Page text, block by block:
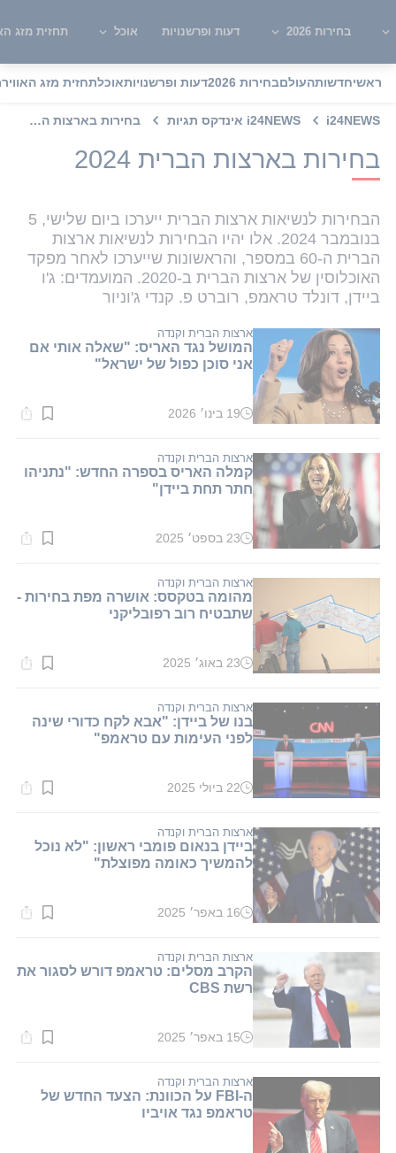
בחירות 2026 דעות ופרשנויות אוכל תחזית מזג
ראשיחדשותהעולםבחירות 2026 דעות ופרשנויותאוכלתחזית מזג האוויר
i24NEWS i24NEWS אינדקס תגיות בחירות בארצות הברית 2024
בחירות בארצות הברית 2024
הבחירות לנשיאות ארצות הברית ייערכו ביום שלישי, 5
בנובמבר 2024. אלו יהיו הבחירות לנשיאות ארצות
הברית ה-60 במספר, והראשונות שייערכו לאחר מפקד
האוכלוסין של ארצות הברית ב-2020. המועמדים: ג'ו
ביידן, דונלד טראמפ, רוברט פ. קנדי ג'וניור
ארצות הברית וקנדה
המושל נגד האריס: "שאלה אותי אם
אני סוכן כפול של ישראל"
זמן
דקות.
19 בינו׳ 2026
ארצות הברית וקנדה
קמלה האריס בספרה החדש: "נתניהו
חתר תחת ביידן"
זמן
דקות.
23 בספט׳ 2025
ארצות הברית וקנדה
מהומה בטקסס: אושרה מפת בחירות -
שתבטיח רוב רפובליקני
זמן
דקות.
23 באוג׳ 2025
ארצות הברית וקנדה
בנו של ביידן: "אבא לקח כדורי שינה
לפני העימות עם טראמפ"
זמן
דקות.
22 ביולי 2025
ארצות הברית וקנדה
ביידן בנאום פומבי ראשון: "לא נוכל
להמשיך כאומה מפוצלת"
זמן
דקות.
16 באפר׳ 2025
ארצות הברית וקנדה
הקרב מסלים: טראמפ דורש לסגור את
רשת CBS
זמן
דקות.
15 באפר׳ 2025
ארצות הברית וקנדה
ה-FBI על הכוונת: הצעד החדש של
טראמפ נגד אויביו